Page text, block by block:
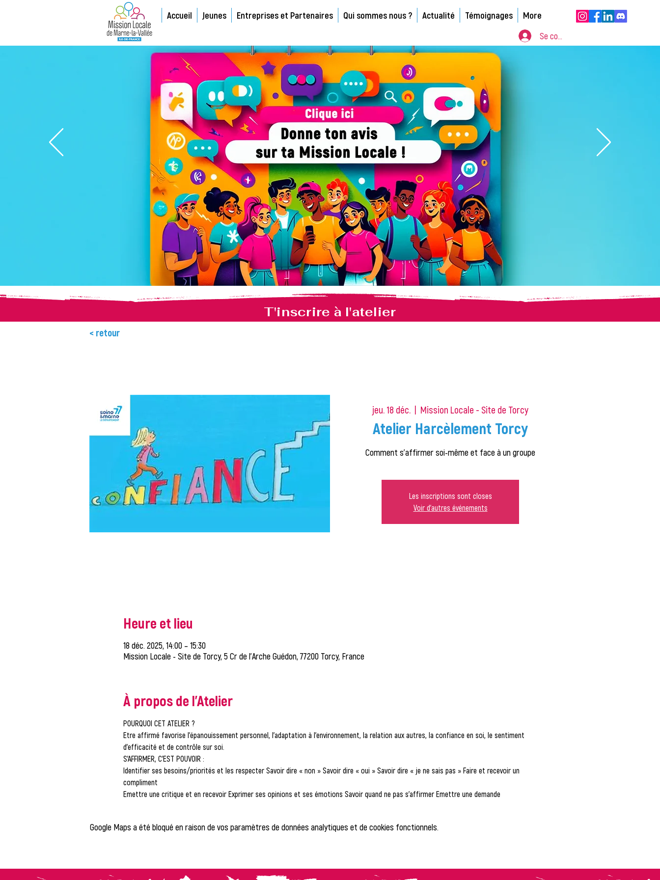
Accueil Jeunes Entreprises et Partenaires Qui sommes nous ? Actualité Témoignages More
Se connecter
T'inscrire à l'atelier
< retour
jeu. 18 déc.
  |
Mission Locale - Site de Torcy
Atelier Harcèlement Torcy
Comment s'affirmer soi-même et face à un groupe
Les inscriptions sont closes
Voir d'autres événements
Heure et lieu
18 déc. 2025, 14:00 – 15:30
Mission Locale - Site de Torcy, 5 Cr de l'Arche Guédon, 77200 Torcy, France
À propos de l'Atelier
POURQUOI CET ATELIER ?
Etre affirmé favorise l’épanouissement personnel, l’adaptation à l’environnement, la relation aux autres, la confiance en soi, le sentiment
d’efficacité et de contrôle sur soi.
S’AFFIRMER, C’EST POUVOIR :
Identifier ses besoins/priorités et les respecter Savoir dire « non » Savoir dire « oui » Savoir dire « je ne sais pas » Faire et recevoir un
compliment
Emettre une critique et en recevoir Exprimer ses opinions et ses émotions Savoir quand ne pas s’affirmer Emettre une demande
Google Maps a été bloqué en raison de vos paramètres de données analytiques et de cookies fonctionnels.